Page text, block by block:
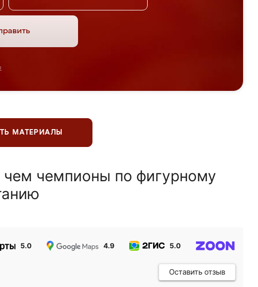
МАТЕРИАЛЫ
чемпионы по фигурному
5.0 4.9 5.0
Оставить отзыв